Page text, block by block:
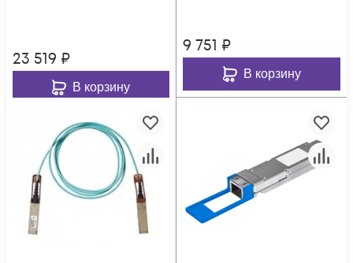
23 519 ₽
В корзину
9 751 ₽
В корзину